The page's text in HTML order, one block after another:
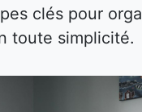
clés pour
toute simplicité.